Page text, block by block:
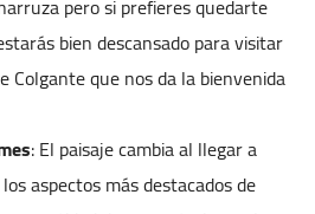
pero si prefieres quedarte
bien descansado para visitar
Colgante que nos da la bienvenida
: El paisaje cambia al llegar a
aspectos más destacados de